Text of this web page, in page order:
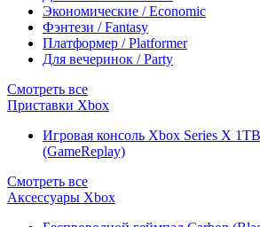
Экономические / Economic
Фэнтези / Fantasy
Платформер / Platformer
Для вечеринок / Party
Смотреть все
Приставки Xbox
Игровая консоль Xbox Series X
(GameReplay)
Смотреть все
Аксессуары Xbox